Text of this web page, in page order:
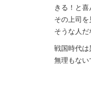
きる！と喜
その上司
そうな人だ
戦国時代は
無理もない